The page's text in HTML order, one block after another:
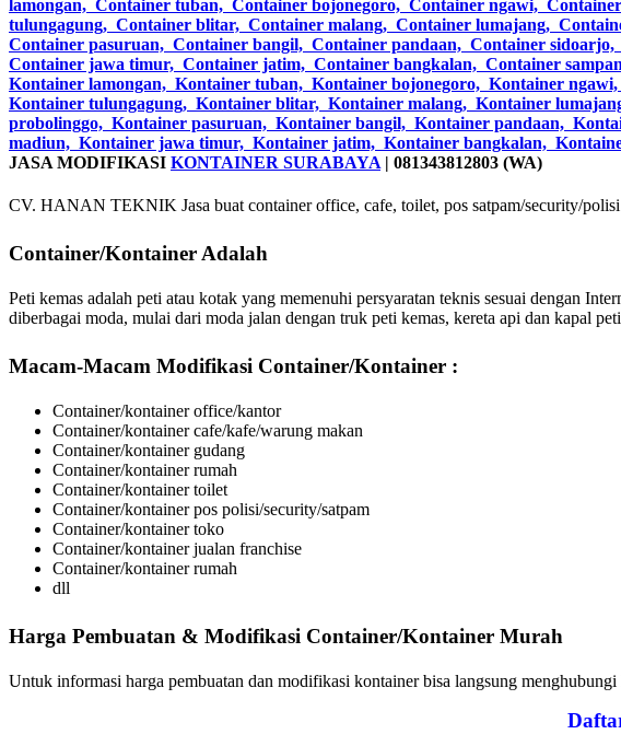
JASA MODIFIKASI KONTAINER SURABAYA | 081343812803 (WA)
CV. HANAN TEKNIK Jasa buat container office, cafe, toilet, pos satpam/security/
Container/Kontainer Adalah
Peti kemas adalah peti atau kotak yang memenuhi persyaratan teknis sesuai dengan
diberbagai moda, mulai dari moda jalan dengan truk peti kemas, kereta api dan kapal
Macam-Macam Modifikasi Container/Kontainer :
Container/kontainer office/kantor
Container/kontainer cafe/kafe/warung makan
Container/kontainer gudang
Container/kontainer rumah
Container/kontainer toilet
Container/kontainer pos polisi/security/satpam
Container/kontainer toko
Container/kontainer jualan franchise
Container/kontainer rumah
dll
Harga Pembuatan & Modifikasi Container/Kontainer Murah
Untuk informasi harga pembuatan dan modifikasi kontainer bisa langsung